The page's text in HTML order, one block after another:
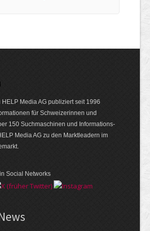
Media AG publiziert seit 1996
für Schweizerinnen und
150 Suchmaschinen und Informations­
Media AG zu den Marktleadern im
Social Networks